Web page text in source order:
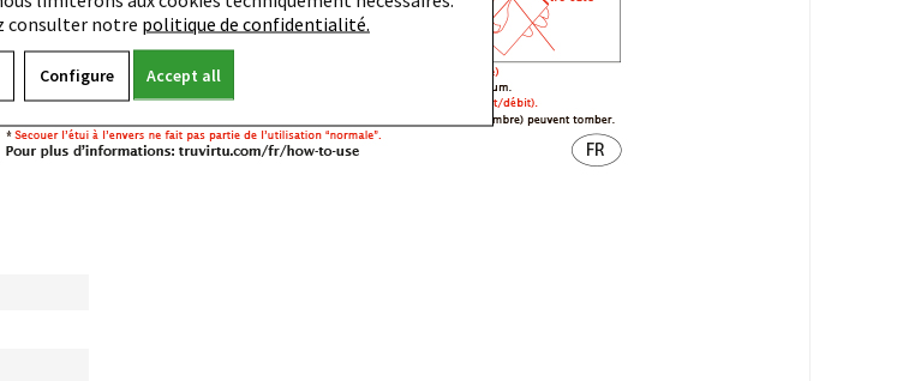
consulter notre politique de confidentialité.
Configure Accept all